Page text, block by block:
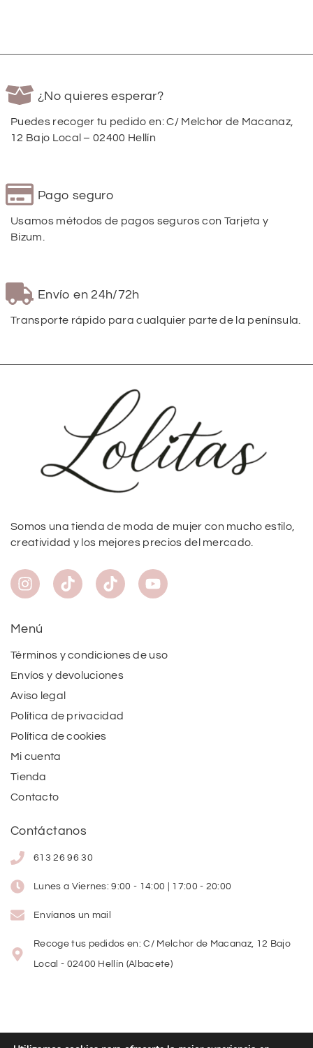
¿No quieres esperar?
Puedes recoger tu pedido en: C/ Melchor de Macanaz,
12 Bajo Local – 02400 Hellín
Pago seguro
Usamos métodos de pagos seguros con Tarjeta y
Bizum.
Envío en 24h/72h
Transporte rápido para cualquier parte de la península.
Somos una tienda de moda de mujer con mucho estilo,
creatividad y los mejores precios del mercado.
Menú
Términos y condiciones de uso
Envíos y devoluciones
Aviso legal
Política de privacidad
Política de cookies
Mi cuenta
Tienda
Contacto
Contáctanos
613 26 96 30
Lunes a Viernes: 9:00 - 14:00 | 17:00 - 20:00
Envíanos un mail
Recoge tus pedidos en: C/ Melchor de Macanaz, 12 Bajo
Local - 02400 Hellín (Albacete)